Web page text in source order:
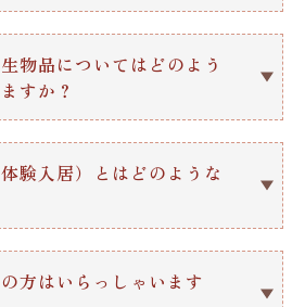
60,000円から120,000円
は16,500円（税込）、管
円（税込）、リネン交換
税込）となっています。
家賃が60,000円の場合は
円となります。
30日分で58,320円です。
代・衛生物品が必要な場合
380円〜700円）が必要と
にて、見学のご予約をお願
予約の日に見学くださ
あればお気軽にお尋ねくだ
（必要であれば）】必要
入居していただけます。見
談ください。
申込み】「相談受付表」
、お申込みください。見学
物品についてはどのよう
すか？
別に「株式会社アメニティ
）
〜700円（税込）で
験入居）とはどのような
囲気などを知っていただく
す。
方はいらっしゃいます